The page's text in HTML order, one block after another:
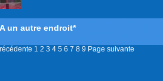
un autre endroit*
1 2 3 4 5 6 7 8 9 Page suivante